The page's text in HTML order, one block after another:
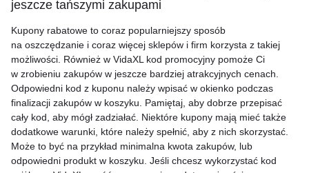
jeszcze tańszymi zakupami
Kupony rabatowe to coraz popularniejszy sposób
na oszczędzanie i coraz więcej sklepów i firm korzysta z takiej
możliwości. Również w VidaXL kod promocyjny pomoże Ci
w zrobieniu zakupów w jeszcze bardziej atrakcyjnych cenach.
Odpowiedni kod z kuponu należy wpisać w okienko podczas
finalizacji zakupów w koszyku. Pamiętaj, aby dobrze przepisać
cały kod, aby mógł zadziałać. Niektóre kupony mają mieć także
dodatkowe warunki, które należy spełnić, aby z nich skorzystać.
Może to być na przykład minimalna kwota zakupów, lub
odpowiedni produkt w koszyku. Jeśli chcesz wykorzystać kod